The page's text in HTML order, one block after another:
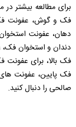
برای مطالعه بیشتر
فک و گوش، عفونت
دهان، عفونت
دندان و استخوان
فک بالا، برای
فک پایین، عفونت
صالحی را دنبال کنید.